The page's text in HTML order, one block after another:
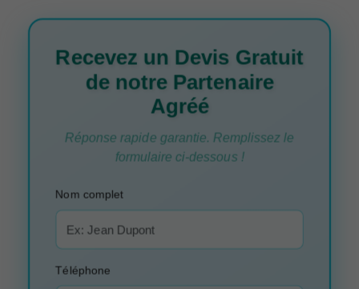
Recevez un Devis Gratuit
de notre Partenaire
Agréé
Réponse rapide garantie. Remplissez le
formulaire ci-dessous !
Nom complet
Téléphone